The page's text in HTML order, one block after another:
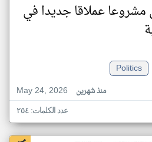
عملاقا جديدا في
Politics
May 24, 2026
منذ شهرين
عدد الكلمات: ٢٥٤